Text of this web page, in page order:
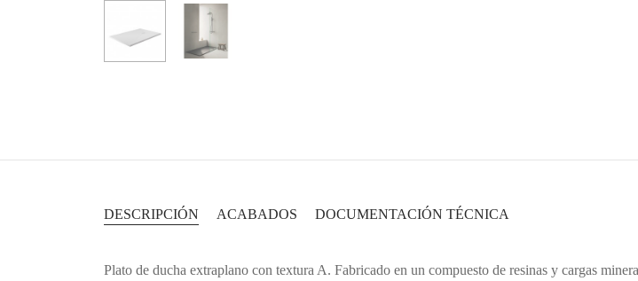
DESCRIPCIÓN ACABADOS DOCUMENTACIÓN TÉCNICA
Plato de ducha extraplano con textura A. Fabricado en un compuesto de resinas y cargas